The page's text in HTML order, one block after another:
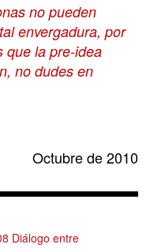
no pueden
envergadura, por
que la pre-idea
no dudes en
Octubre de 2010
Diálogo entre